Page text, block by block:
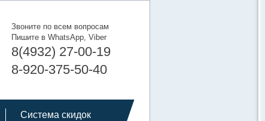
Звоните по всем вопросам
Пишите в WhatsApp, Viber
8(4932) 27-00-19
8-920-375-50-40
Система скидок